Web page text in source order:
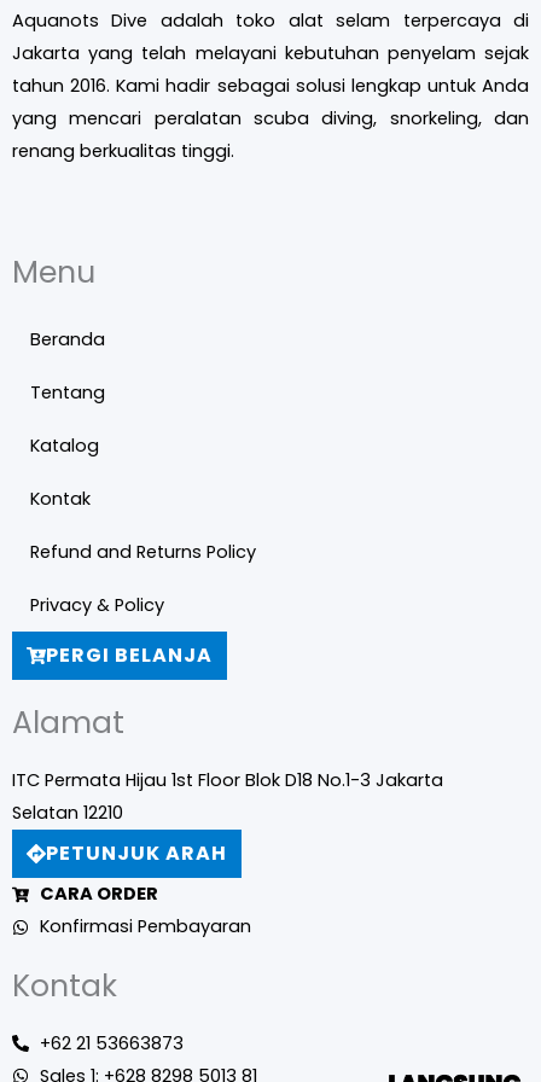
Aquanots Dive adalah toko alat selam terpercaya di
Jakarta yang telah melayani kebutuhan penyelam sejak
tahun 2016. Kami hadir sebagai solusi lengkap untuk Anda
yang mencari peralatan scuba diving, snorkeling, dan
renang berkualitas tinggi.
Menu
Beranda
Tentang
Katalog
Kontak
Refund and Returns Policy
Privacy & Policy
PERGI BELANJA
Alamat
ITC Permata Hijau 1st Floor Blok D18 No.1-3 Jakarta
Selatan 12210
PETUNJUK ARAH
CARA ORDER
Konfirmasi Pembayaran
Kontak
+62 21 53663873
Sales 1: +628 8298 5013 81